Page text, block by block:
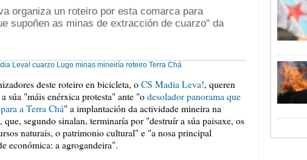
organiza un roteiro por esta comarca para
supoñen as minas de extracción de cuarzo" da
Leva! cuarzo Lugo minas mineiría roteiro Terra Chá
deste roteiro en bicicleta, o CS Madia Leva!, queren
a súa "máis enérxica protesta" ante "o desolador panorama que
a Terra Chá" a implantación da actividade mineira na
que, segundo sinalan, terminaría por "destruír a súa paisaxe, os
naturais, o patrimonio cultural" e "a nosa principal
económica: a agrogandeira".